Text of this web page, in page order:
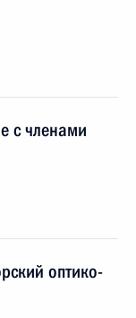
с членами
оптико-